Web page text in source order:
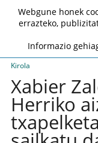
Kirola
Xabier
Herriko
Webgune honek
errazteko,
Informazio